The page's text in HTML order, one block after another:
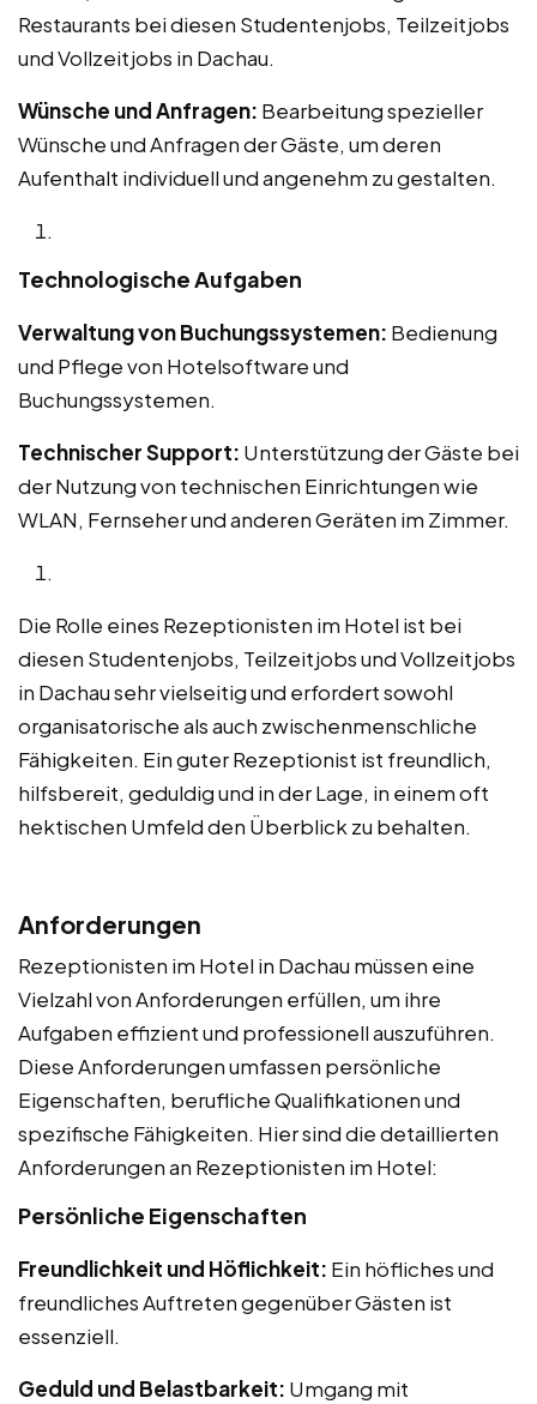
Restaurants bei diesen Studentenjobs, Teilzeitjobs
und Vollzeitjobs in Dachau.
Wünsche und Anfragen: Bearbeitung spezieller
Wünsche und Anfragen der Gäste, um deren
Aufenthalt individuell und angenehm zu gestalten.
Technologische Aufgaben
Verwaltung von Buchungssystemen: Bedienung
und Pflege von Hotelsoftware und
Buchungssystemen.
Technischer Support: Unterstützung der Gäste bei
der Nutzung von technischen Einrichtungen wie
WLAN, Fernseher und anderen Geräten im Zimmer.
Die Rolle eines Rezeptionisten im Hotel ist bei
diesen Studentenjobs, Teilzeitjobs und Vollzeitjobs
in Dachau sehr vielseitig und erfordert sowohl
organisatorische als auch zwischenmenschliche
Fähigkeiten. Ein guter Rezeptionist ist freundlich,
hilfsbereit, geduldig und in der Lage, in einem oft
hektischen Umfeld den Überblick zu behalten.
Anforderungen
Rezeptionisten im Hotel in Dachau müssen eine
Vielzahl von Anforderungen erfüllen, um ihre
Aufgaben effizient und professionell auszuführen.
Diese Anforderungen umfassen persönliche
Eigenschaften, berufliche Qualifikationen und
spezifische Fähigkeiten. Hier sind die detaillierten
Anforderungen an Rezeptionisten im Hotel:
Persönliche Eigenschaften
Freundlichkeit und Höflichkeit: Ein höfliches und
freundliches Auftreten gegenüber Gästen ist
essenziell.
Geduld und Belastbarkeit: Umgang mit